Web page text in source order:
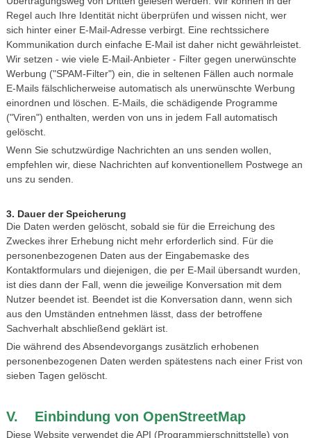
Regel auch Ihre Identität nicht überprüfen und wissen nicht, wer
sich hinter einer E-Mail-Adresse verbirgt. Eine rechtssichere
Kommunikation durch einfache E-Mail ist daher nicht gewährleistet.
Wir setzen - wie viele E-Mail-Anbieter - Filter gegen unerwünschte
Werbung ("SPAM-Filter") ein, die in seltenen Fällen auch normale
E-Mails fälschlicherweise automatisch als unerwünschte Werbung
einordnen und löschen. E-Mails, die schädigende Programme
("Viren") enthalten, werden von uns in jedem Fall automatisch
gelöscht.
Wenn Sie schutzwürdige Nachrichten an uns senden wollen,
empfehlen wir, diese Nachrichten auf konventionellem Postwege an
uns zu senden.
3. Dauer der Speicherung
Die Daten werden gelöscht, sobald sie für die Erreichung des
Zweckes ihrer Erhebung nicht mehr erforderlich sind. Für die
personenbezogenen Daten aus der Eingabemaske des
Kontaktformulars und diejenigen, die per E-Mail übersandt wurden,
ist dies dann der Fall, wenn die jeweilige Konversation mit dem
Nutzer beendet ist. Beendet ist die Konversation dann, wenn sich
aus den Umständen entnehmen lässt, dass der betroffene
Sachverhalt abschließend geklärt ist.
Die während des Absendevorgangs zusätzlich erhobenen
personenbezogenen Daten werden spätestens nach einer Frist von
sieben Tagen gelöscht.
V. Einbindung von OpenStreetMap
Diese Website verwendet die API (Programmierschnittstelle) von